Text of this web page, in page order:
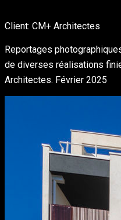
Client: CM+ Architectes
Reportages
de diverses réalisations
Architectes. Février 2025